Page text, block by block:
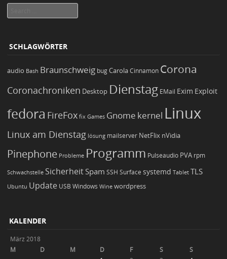
SCHLAGWÖRTER
audio Bash Braunschweig bugCarola Cinnamon Corona
Coronachroniken Desktop Dienstag EMail Exim Exploit
fedora FireFox fix Games Gnome kernel Linux
Linux am Dienstag lösung mailserver NetFlix nVidia
Pinephone Probleme Programm Pulseaudio PVA rpm
Schwachstelle Sicherheit Spam SSH Surface systemd Tablet TLS
Ubuntu Update USB Windows Wine wordpress
KALENDER
März 2018
M
D M D F S
S